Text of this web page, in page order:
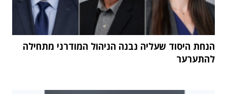
הנחת היסוד שעליה נבנה הניהול המודרני מתחילה
להתערער